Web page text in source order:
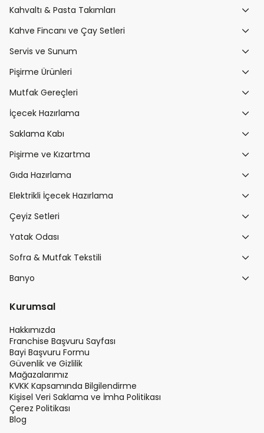
Kahvaltı & Pasta Takımları
Kahve Fincanı ve Çay Setleri
Servis ve Sunum
Pişirme Ürünleri
Mutfak Gereçleri
İçecek Hazırlama
Saklama Kabı
Pişirme ve Kızartma
Gıda Hazırlama
Elektrikli İçecek Hazırlama
Çeyiz Setleri
Yatak Odası
Sofra & Mutfak Tekstili
Banyo
Kurumsal
Hakkımızda
Franchise Başvuru Sayfası
Bayi Başvuru Formu
Güvenlik ve Gizlilik
Mağazalarımız
KVKK Kapsamında Bilgilendirme
Kişisel Veri Saklama ve İmha Politikası
Çerez Politikası
Blog